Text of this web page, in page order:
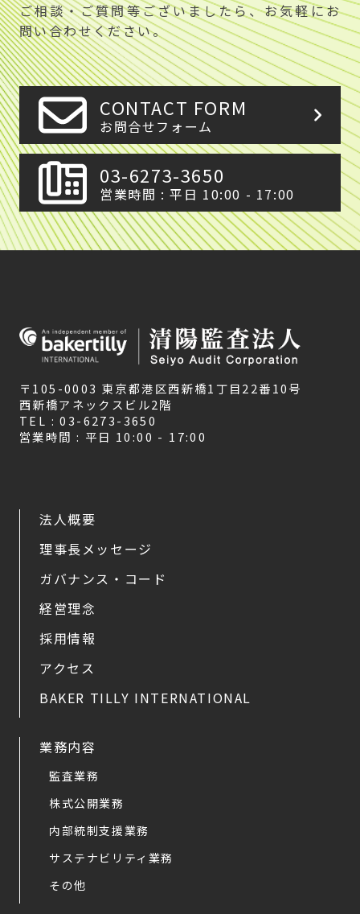
ご相談・ご質問等ございましたら、お気軽にお
問い合わせください。
CONTACT FORM
お問合せフォーム
03-6273-3650
営業時間 : 平日 10:00 - 17:00
〒105-0003 東京都港区西新橋1丁目22番10号
西新橋アネックスビル2階
TEL : 03-6273-3650
営業時間 : 平日 10:00 - 17:00
法人概要
理事長メッセージ
ガバナンス・コード
経営理念
採用情報
アクセス
BAKER TILLY INTERNATIONAL
業務内容
監査業務
株式公開業務
内部統制支援業務
サステナビリティ業務
その他